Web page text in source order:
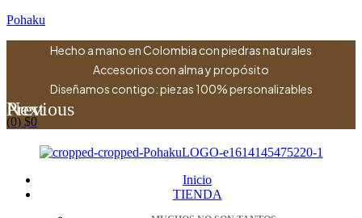
Pohaku
Hecho a mano en Colombia con piedras naturales
Accesorios con alma y propósito
Diseñamos contigo: piezas 100% personalizables
Previous
Next
(0) $0
Inicio
TIENDA